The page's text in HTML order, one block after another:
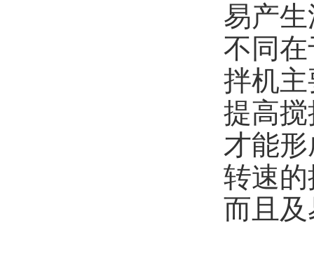
易产
不同
拌机
提高
才能
转速
而且